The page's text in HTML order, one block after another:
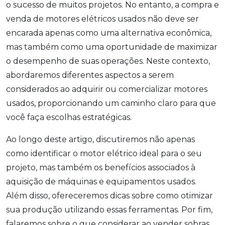
o sucesso de muitos projetos. No entanto, a compra e
venda de motores elétricos usados não deve ser
encarada apenas como uma alternativa econômica,
mas também como uma oportunidade de maximizar
o desempenho de suas operações. Neste contexto,
abordaremos diferentes aspectos a serem
considerados ao adquirir ou comercializar motores
usados, proporcionando um caminho claro para que
você faça escolhas estratégicas.
Ao longo deste artigo, discutiremos não apenas
como identificar o motor elétrico ideal para o seu
projeto, mas também os benefícios associados à
aquisição de máquinas e equipamentos usados.
Além disso, ofereceremos dicas sobre como otimizar
sua produção utilizando essas ferramentas. Por fim,